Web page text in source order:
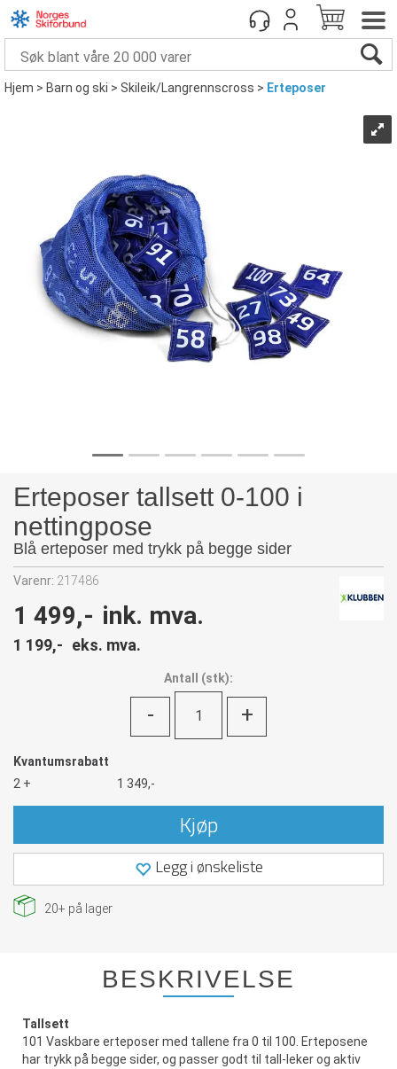
Hjem>Barn og ski>Skileik/Langrennscross> Erteposer
Erteposer tallsett 0-100 i
nettingpose
Blå erteposer med trykk på begge sider
Varenr: 217486
1 499,- ink. mva.
1 199,- eks. mva.
Antall (stk):
- +
Kvantumsrabatt
2 +
1 349,-
Kjøp
Legg i ønskeliste
20+ på lager
BESKRIVELSE
Tallsett
101 Vaskbare erteposer med tallene fra 0 til 100. Erteposene
har trykk på begge sider, og passer godt til tall-leker og aktiv